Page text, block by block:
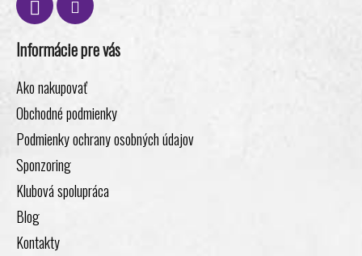
Informácie pre vás
Ako nakupovať
Obchodné podmienky
Podmienky ochrany osobných údajov
Sponzoring
Klubová spolupráca
Blog
Kontakty